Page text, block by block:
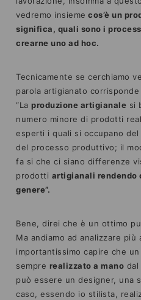
vedremo insieme cos’è un
significa, quali sono i
crearne uno ad hoc.
Tecnicamente se cerchiamo
parola artigianato
“La produzione artigianale si
numero minore di prodotti
esperti i quali si occupano
del processo produttivo; il
fa si che ci siano differenze
prodotti artigianali rendendo
genere”.
Bene, direi che è un ottimo
Ma andiamo ad analizzare
importantissimo capire che
sempre realizzato a mano
può essere un designer, una
caso, essendo io stilista,